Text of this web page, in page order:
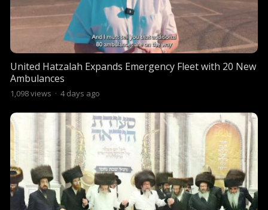
United Hatzalah Expands Emergency Fleet with 20 New
Ambulances
1,098views · 4 days ago